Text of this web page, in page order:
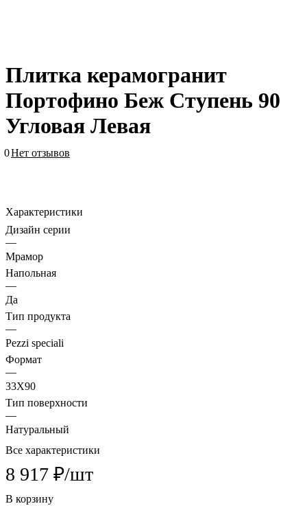
Плитка керамогранит
Портофино Беж Ступень 90
Угловая Левая
0Нет отзывов
Характеристики
Дизайн серии
—
Мрамор
Напольная
—
Да
Тип продукта
—
Pezzi speciali
Формат
—
33X90
Тип поверхности
—
Натуральный
Все характеристики
8 917 ₽/шт
В корзину